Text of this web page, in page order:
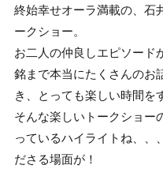
終始幸せオーラ満載の、石
ークショー。
お二人の仲良しエピソード
銘まで本当にたくさんのお
き、とっても楽しい時間を
そんな楽しいトークショー
っているハイライトね、、
ださる場面が！